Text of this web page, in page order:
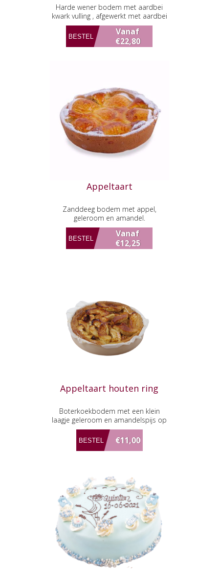
Harde wener bodem met aardbei
kwark vulling , afgewerkt met aardbei
en slagroom
Vanaf
€22,80
Appeltaart
Zanddeeg bodem met appel,
geleroom en amandel.
Vanaf
€12,25
Appeltaart houten ring
Boterkoekbodem met een klein
laagje geleroom en amandelspijs op
de bodem. Gevuld met appel partjes
en rozijnen.€11,00